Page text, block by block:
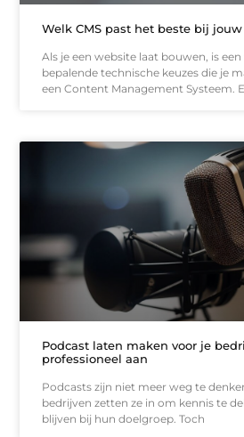
Welk CMS past het beste bij
Als je een website laat bouwen, is
bepalende technische keuzes die je
een Content Management Systeem.
Podcast laten maken voor je
professioneel aan
Podcasts zijn niet meer weg te
bedrijven zetten ze in om kennis te
blijven bij hun doelgroep. Toch